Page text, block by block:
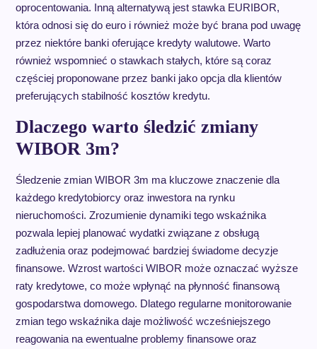
oprocentowania. Inną alternatywą jest stawka EURIBOR,
która odnosi się do euro i również może być brana pod uwagę
przez niektóre banki oferujące kredyty walutowe. Warto
również wspomnieć o stawkach stałych, które są coraz
częściej proponowane przez banki jako opcja dla klientów
preferujących stabilność kosztów kredytu.
Dlaczego warto śledzić zmiany
WIBOR 3m?
Śledzenie zmian WIBOR 3m ma kluczowe znaczenie dla
każdego kredytobiorcy oraz inwestora na rynku
nieruchomości. Zrozumienie dynamiki tego wskaźnika
pozwala lepiej planować wydatki związane z obsługą
zadłużenia oraz podejmować bardziej świadome decyzje
finansowe. Wzrost wartości WIBOR może oznaczać wyższe
raty kredytowe, co może wpłynąć na płynność finansową
gospodarstwa domowego. Dlatego regularne monitorowanie
zmian tego wskaźnika daje możliwość wcześniejszego
reagowania na ewentualne problemy finansowe oraz